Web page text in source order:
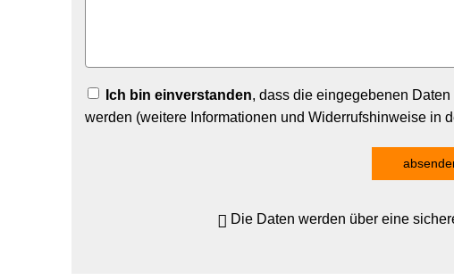
Ich bin einverstanden, dass die eingegebenen
werden (weitere Informationen und Widerrufshinweise in
Die Daten werden über eine